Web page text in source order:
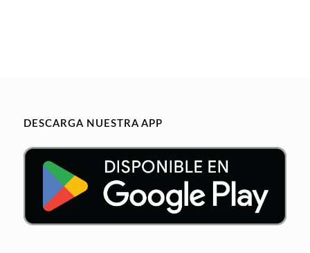
DESCARGA NUESTRA APP